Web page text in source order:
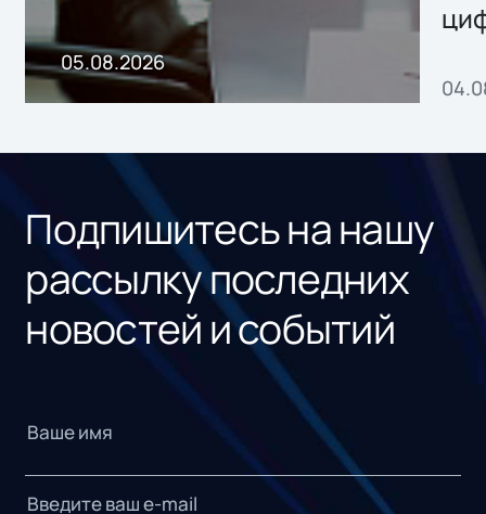
05.08.2026
Подпишитесь на нашу
рассылку последних
новостей и событий